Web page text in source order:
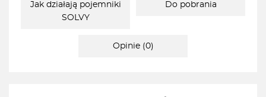
Jak działają pojemniki
SOLVY
Do pobrania
Opinie (0)